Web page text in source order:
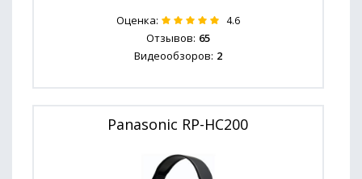
Оценка: 4.6
Отзывов: 65
Видеообзоров: 2
Panasonic RP-HC200